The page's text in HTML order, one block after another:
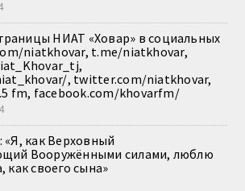
НИАТ «Ховар» в социальных
niatkhovar, t.me/niatkhovar,
, twitter.com/niatkhovar,
fm, facebook.com/khovarfm/
как Верховный
Вооружёнными силами, люблю
как своего сына»